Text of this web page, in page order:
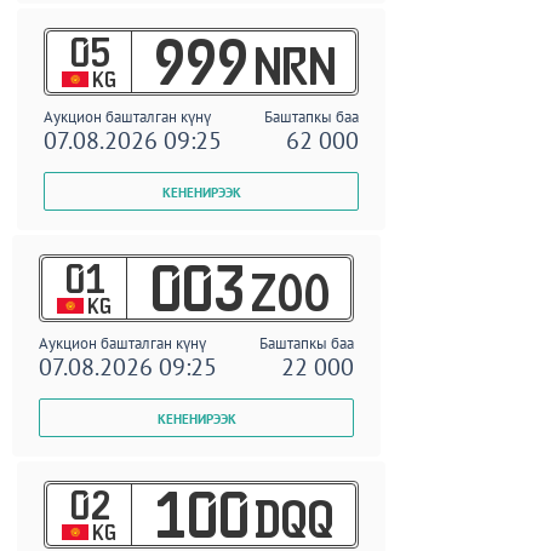
05
KG 999 NRN
Аукцион башталган күнү Баштапкы баа
07.08.2026 09:25 62 000
01
KG 003 ZOO
Аукцион башталган күнү Баштапкы баа
07.08.2026 09:25 22 000
02
KG 100 DQQ